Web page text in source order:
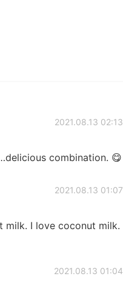
2021.08.13 02:13
combination. 😋
2021.08.13 01:07
milk. I love coconut milk.
2021.08.13 01:04